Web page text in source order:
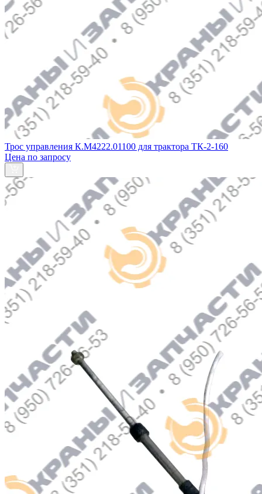
Трос управления К.М4222.01100 для трактора ТК-2-160
Цена по запросу